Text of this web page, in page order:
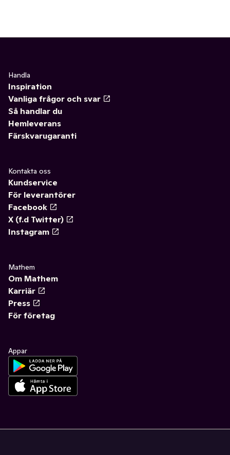
Handla
Inspiration
Vanliga frågor och svar
Så handlar du
Hemleverans
Färskvarugaranti
Kontakta oss
Kundservice
För leverantörer
Facebook
X (f.d Twitter)
Instagram
Mathem
Om Mathem
Karriär
Press
För företag
Appar